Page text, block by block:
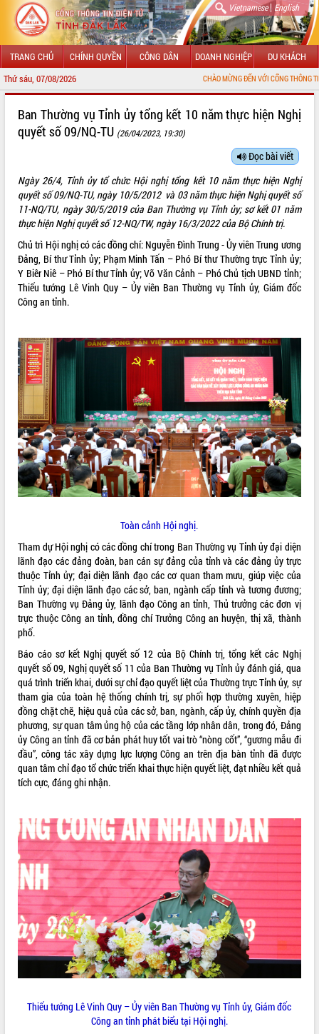
Vietnamese| English
TRANG CHỦ CHÍNH QUYỀN CÔNG DÂN DOANH NGHIỆP DU KHÁCH
Thứ sáu, 07/08/2026 CHÀO MỪNG ĐẾN VỚI CỔNG THÔNG TIN ĐIỆN TỬ TỈNH ĐẮK
LÃNH ĐẠO UBND TỈNH
SỞ, BAN, NGÀNH
UBND CÁC XÃ, PHƯỜNG
THÔNG TIN CHỈ ĐẠO ĐIỀU HÀNH
HỆ THỐNG VĂN BẢN
VĂN BẢN HĐND TỈNH
ĐIỂM TIN VĂN BẢN
QUY HOẠCH - KẾ HOẠCH
VIDEO
Không có file video nào để phát.
ALBUM ẢNH
LIÊN KẾT WEB
THỐNG KÊ TRUY CẬP
Hôm nay: 16450
66029190
Ban Thường vụ Tỉnh ủy tổng kết 10 năm thực hiện Nghị
quyết số 09/NQ-TU (26/04/2023, 19:30)
Đọc bài viết
Ngày 26/4, Tỉnh ủy tổ chức Hội nghị tổng kết 10 năm thực hiện Nghị
quyết số 09/NQ-TU, ngày 10/5/2012 và 03 năm thực hiện Nghị quyết số
11-NQ/TU, ngày 30/5/2019 của Ban Thường vụ Tỉnh ủy; sơ kết 01 năm
thực hiện Nghị quyết số 12-NQ/TW, ngày 16/3/2022 của Bộ Chính trị.
Chủ trì Hội nghị có các đồng chí: Nguyễn Đình Trung - Ủy viên Trung ương
Đảng, Bí thư Tỉnh ủy; Phạm Minh Tấn – Phó Bí thư Thường trực Tỉnh ủy;
Y Biêr Niê – Phó Bí thư Tỉnh ủy; Võ Văn Cảnh – Phó Chủ tịch UBND tỉnh;
Thiếu tướng Lê Vinh Quy – Ủy viên Ban Thường vụ Tỉnh ủy, Giám đốc
Công an tỉnh.
Toàn cảnh Hội nghị.
Tham dự Hội nghị có các đồng chí trong Ban Thường vụ Tỉnh ủy đại diện
lãnh đạo các đảng đoàn, ban cán sự đảng của tỉnh và các đảng ủy trực
thuộc Tỉnh ủy; đại diện lãnh đạo các cơ quan tham mưu, giúp việc của
Tỉnh ủy; đại diện lãnh đạo các sở, ban, ngành cấp tỉnh và tương đương;
Ban Thường vụ Đảng ủy, lãnh đạo Công an tỉnh, Thủ trưởng các đơn vị
trực thuộc Công an tỉnh, đồng chí Trưởng Công an huyện, thị xã, thành
phố.
Báo cáo sơ kết Nghị quyết số 12 của Bộ Chính trị, tổng kết các Nghị
quyết số 09, Nghị quyết số 11 của Ban Thường vụ Tỉnh ủy đánh giá, qua
quá trình triển khai, dưới sự chỉ đạo quyết liệt của Thường trực Tỉnh ủy, sự
tham gia của toàn hệ thống chính trị, sự phối hợp thường xuyên, hiệp
đồng chặt chẽ, hiệu quả của các sở, ban, ngành, cấp ủy, chính quyền địa
phương, sự quan tâm ủng hộ của các tầng lớp nhân dân, trong đó, Đảng
ủy Công an tỉnh đã cơ bản phát huy tốt vai trò “nòng cốt”, “gương mẫu đi
đầu”, công tác xây dựng lực lượng Công an trên địa bàn tỉnh đã được
quan tâm chỉ đạo tổ chức triển khai thực hiện quyết liệt, đạt nhiều kết quả
tích cực, đáng ghi nhận.
Thiếu tướng Lê Vinh Quy – Ủy viên Ban Thường vụ Tỉnh ủy, Giám đốc
Công an tỉnh phát biểu tại Hội nghị.